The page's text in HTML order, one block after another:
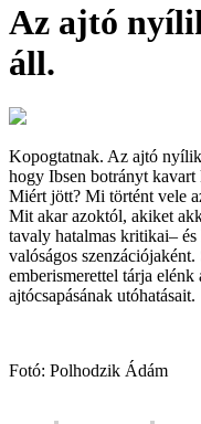
Az ajtó
áll.
Kopogtatnak. Az ajtó
hogy Ibsen botrányt kavart
Miért jött? Mi történt vele
Mit akar azoktól, akiket
tavaly hatalmas kritikai–
valóságos
emberismerettel tárja
ajtócsapásának utóhatásait.
Fotó: Polhodzik Ádám